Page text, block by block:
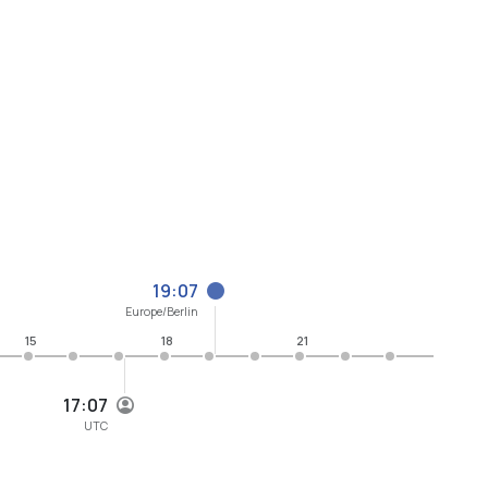
17:07
UTC
19:07
Europe/Berlin
15 18 21